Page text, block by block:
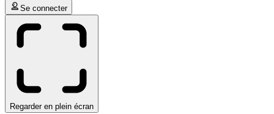
Se connecter
Regarder en plein écran